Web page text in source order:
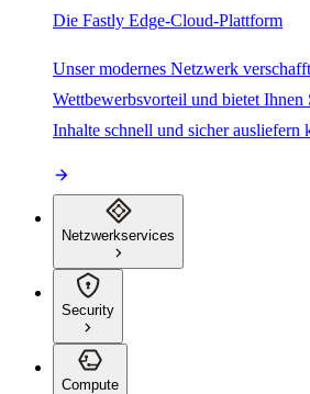
Die Fastly Edge-Cloud-Plattform
Unser modernes Netzwerk
Wettbewerbsvorteil und bietet Ihnen
Inhalte schnell und sicher ausliefern
Netzwerkservices
Security
Compute